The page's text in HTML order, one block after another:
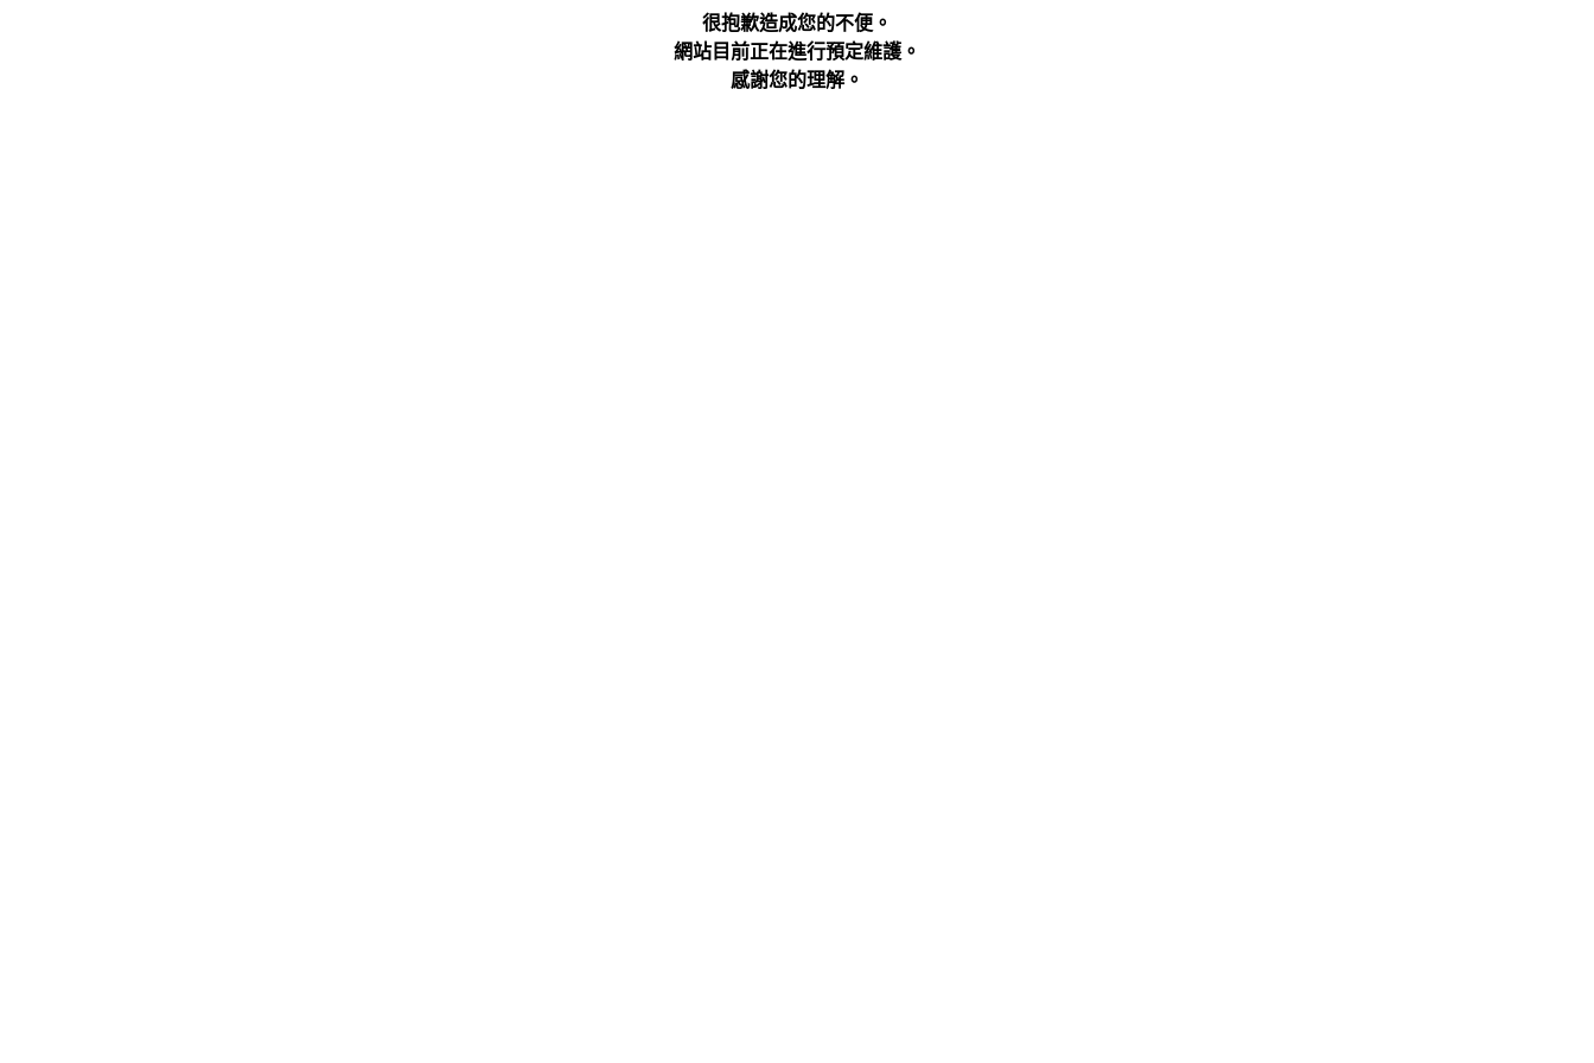
很抱歉造成您的不便。
網站目前正在進行預定維護。
感謝您的理解。